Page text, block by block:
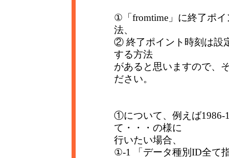
①「fromtime」に終了ポ
法、
② 終了ポイント時刻は設
する方法
があると思いますので、
ださい。
①について、例えば1986-
て・・・の様に
行いたい場合、
①-1 「データ種別ID全て